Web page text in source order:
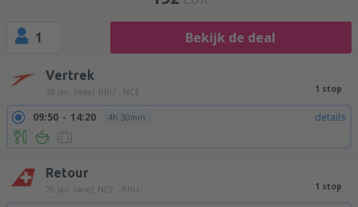
1 Bekijk de deal
Vertrek
18 jan. (maa) BRU - NCE 1 stop
09:50 14:20 4h 30min details
Retour
20 jan. (woe) NCE - BRU 1 stop